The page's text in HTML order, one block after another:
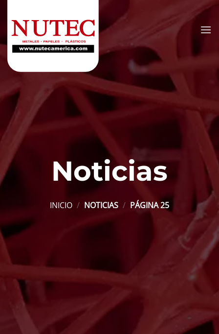
contenido
Noticias
INICIO / NOTICIAS / PÁGINA 25